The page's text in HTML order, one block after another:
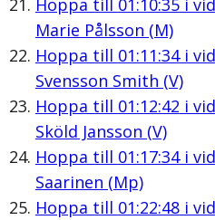
Marie Pålsson (M)
Hoppa till 01:11:34i
Svensson Smith (V)
Hoppa till 01:12:42 i
Sköld Jansson (V)
Hoppa till 01:17:34i
Saarinen (Mp)
Hoppa till 01:22:48i